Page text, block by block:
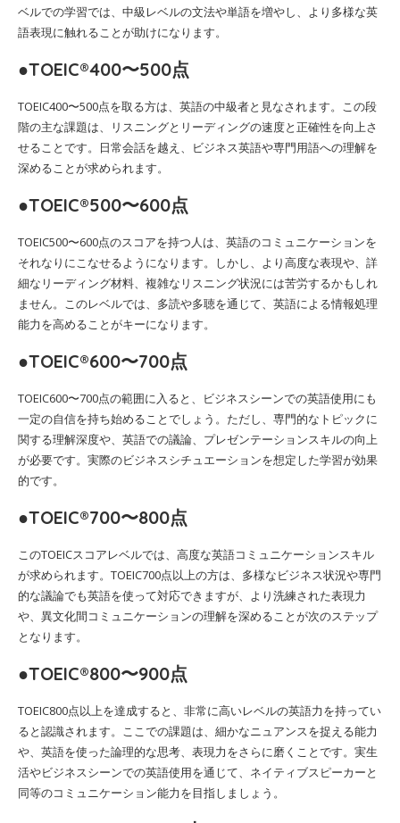
ベルでの学習では、中級レベルの文法や単語を増やし、より多様な英
語表現に触れることが助けになります。
●TOEIC®400〜500点
TOEIC400〜500点を取る方は、英語の中級者と見なされます。この段
階の主な課題は、リスニングとリーディングの速度と正確性を向上さ
せることです。日常会話を越え、ビジネス英語や専門用語への理解を
深めることが求められます。
●TOEIC®500〜600点
TOEIC500〜600点のスコアを持つ人は、英語のコミュニケーションを
それなりにこなせるようになります。しかし、より高度な表現や、詳
細なリーディング材料、複雑なリスニング状況には苦労するかもしれ
ません。このレベルでは、多読や多聴を通じて、英語による情報処理
能力を高めることがキーになります。
●TOEIC®600〜700点
TOEIC600〜700点の範囲に入ると、ビジネスシーンでの英語使用にも
一定の自信を持ち始めることでしょう。ただし、専門的なトピックに
関する理解深度や、英語での議論、プレゼンテーションスキルの向上
が必要です。実際のビジネスシチュエーションを想定した学習が効果
的です。
●TOEIC®700〜800点
このTOEICスコアレベルでは、高度な英語コミュニケーションスキル
が求められます。TOEIC700点以上の方は、多様なビジネス状況や専門
的な議論でも英語を使って対応できますが、より洗練された表現力
や、異文化間コミュニケーションの理解を深めることが次のステップ
となります。
●TOEIC®800〜900点
TOEIC800点以上を達成すると、非常に高いレベルの英語力を持ってい
ると認識されます。ここでの課題は、細かなニュアンスを捉える能力
や、英語を使った論理的な思考、表現力をさらに磨くことです。実生
活やビジネスシーンでの英語使用を通じて、ネイティブスピーカーと
同等のコミュニケーション能力を目指しましょう。